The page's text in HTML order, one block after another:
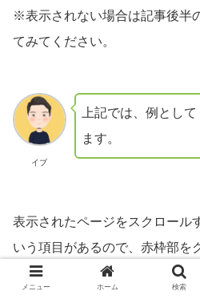
※表示されない場合は記事後半
てみてください。
イブ
上記では、例とし
ます。
表示されたページをスクロール
いう項目があるので、赤枠部を
ょう。
メニュー ホーム 検索